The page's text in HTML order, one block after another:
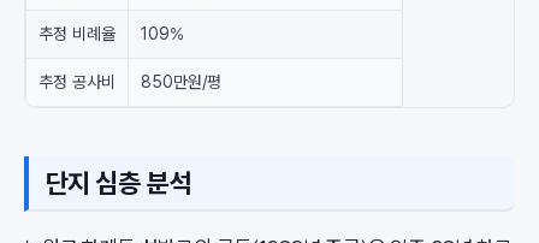
추정 비례율 109%
추정 공사비 850만원/평
단지 심층 분석